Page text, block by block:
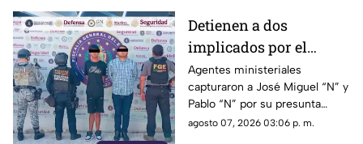
Detienen a dos
implicados por el
homicidio de Violeta en
su estética en Acapulco
Agentes ministeriales
capturaron a José Miguel “N” y
Pablo “N” por su presunta
responsabilidad en el
agosto 07, 2026 03:06 p. m.